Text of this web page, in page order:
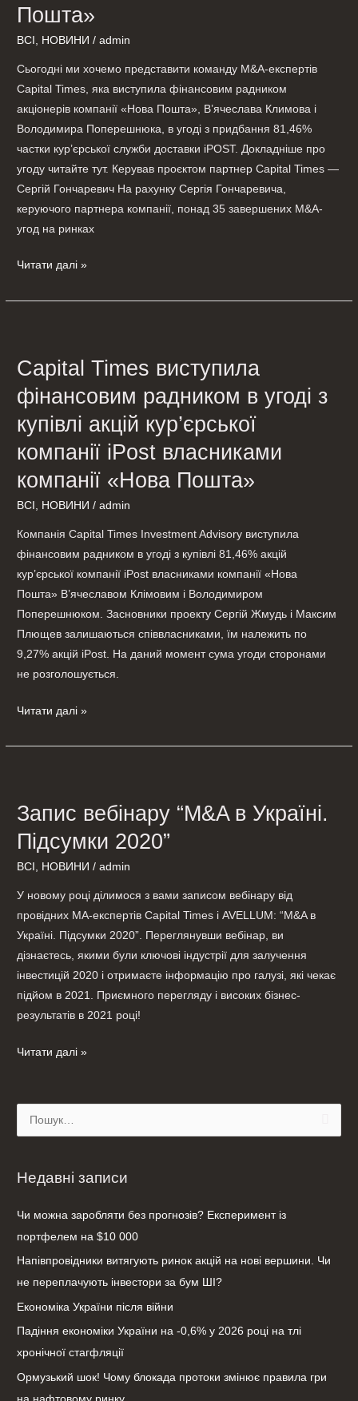
Пошта»
ВСІ , НОВИНИ /admin
Сьогодні ми хочемо представити команду M&A-експертів
Сapital Times, яка виступила фінансовим радником
акціонерів компанії «Нова Пошта», В’ячеслава Климова і
Володимира Поперешнюка, в угоді з придбання 81,46%
частки кур’єрської служби доставки iPOST. Докладніше про
угоду читайте тут. Керував проєктом партнер Capital Times —
Сергій Гончаревич На рахунку Сергія Гончаревича,
керуючого партнера компанії, понад 35 завершених M&A-
угод на ринках
Читати далі »
Capital Times виступила
фінансовим радником в угоді з
купівлі акцій кур’єрської
компанії iPost власниками
компанії «Нова Пошта»
ВСІ , НОВИНИ /admin
Компанія Capital Times Investment Advisory виступила
фінансовим радником в угоді з купівлі 81,46% акцій
кур’єрської компанії iPost власниками компанії «Нова
Пошта» В’ячеславом Клімовим і Володимиром
Поперешнюком. Засновники проекту Сергій Жмудь і Максим
Плющев залишаються співвласниками, їм належить по
9,27% акцій iPost. На даний момент сума угоди сторонами
не розголошується.
виступила
фінансовим
радником
в
угоді
купівлі
акцій
Читати далі »
Запис вебінару “M&A в Україні.
Підсумки 2020”
ВСІ , НОВИНИ /admin
У новому році ділимося з вами записом вебінару від
провідних МА-експертів Capital Times і AVELLUM: “M&A в
Україні. Підсумки 2020”. Переглянувши вебінар, ви
дізнаєтесь, якими були ключові індустрії для залучення
інвестицій 2020 і отримаєте інформацію про галузі, які чекає
підйом в 2021. Приємного перегляду і високих бізнес-
результатів в 2021 році!
“M&A
в
Україні.
Підсумки
2020”
Читати далі »
т
Недавні записи
Чи можна заробляти без прогнозів? Експеримент із
портфелем на $10 000
Напівпровідники витягують ринок акцій на нові вершини. Чи
не переплачують інвестори за бум ШІ?
Економіка України після війни
Падіння економіки України на -0,6% у 2026 році на тлі
хронічної стагфляції
Ормузький шок! Чому блокада протоки змінює правила гри